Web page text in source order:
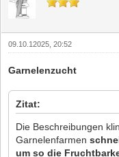
09.10.12025, 20:52
Garnelenzucht
Zitat:
Die Beschreibungen
Garnelenfarmen
um so die